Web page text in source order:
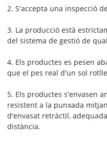
2. S'accepta una inspecció
3. La producció està
del sistema de gestió de
4. Els productes es pesen
que el pes real d'un sol
5. Els productes s'envasen
resistent a la punxada
d'envasat retràctil,
distància.